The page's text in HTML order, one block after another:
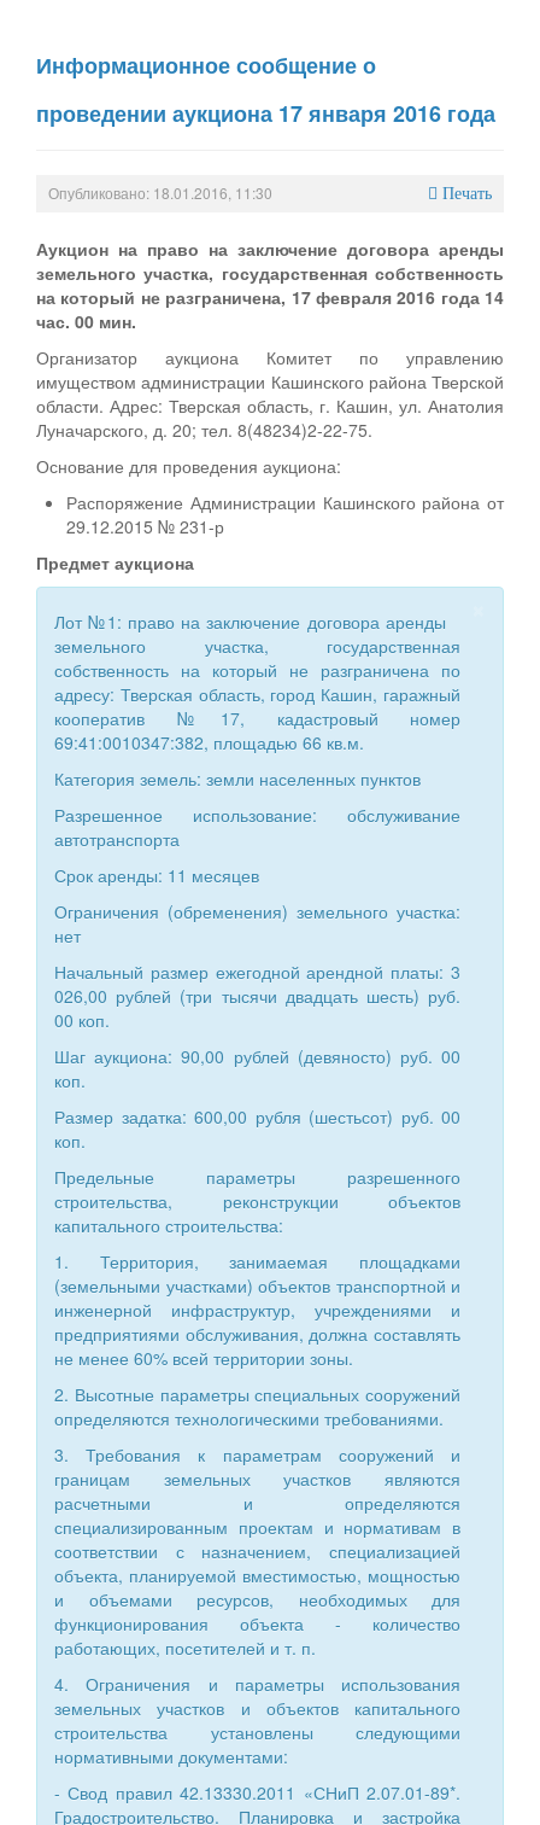
Информационное сообщение о
проведении аукциона 17 января 2016 года
Опубликовано: 18.01.2016, 11:30 Печать
Аукцион на право на заключение договора аренды
земельного участка, государственная собственность
на который не разграничена, 17 февраля 2016 года 14
час. 00 мин.
Организатор аукциона Комитет по управлению
имуществом администрации Кашинского района Тверской
области. Адрес: Тверская область, г. Кашин, ул. Анатолия
Луначарского, д. 20; тел. 8(48234)2-22-75.
Основание для проведения аукциона:
Распоряжение Администрации Кашинского района от
29.12.2015 № 231-р
Предмет аукциона
Лот №1: право на заключение договора аренды
земельного участка, государственная
собственность на который не разграничена по
адресу: Тверская область, город Кашин, гаражный
кооператив №17, кадастровый номер
69:41:0010347:382, площадью 66 кв.м.
Категория земель: земли населенных пунктов
Разрешенное использование: обслуживание
автотранспорта
Срок аренды: 11 месяцев
Ограничения (обременения) земельного участка:
нет
Начальный размер ежегодной арендной платы: 3
026,00 рублей (три тысячи двадцать шесть) руб.
00 коп.
Шаг аукциона: 90,00 рублей (девяносто) руб. 00
коп.
Размер задатка: 600,00 рубля (шестьсот) руб. 00
коп.
Предельные параметры разрешенного
строительства, реконструкции объектов
капитального строительства:
1. Территория, занимаемая площадками
(земельными участками) объектов транспортной и
инженерной инфраструктур, учреждениями и
предприятиями обслуживания, должна составлять
не менее 60% всей территории зоны.
2. Высотные параметры специальных сооружений
определяются технологическими требованиями.
3. Требования к параметрам сооружений и
границам земельных участков являются
расчетными и определяются
специализированным проектам и нормативам в
соответствии с назначением, специализацией
объекта, планируемой вместимостью, мощностью
и объемами ресурсов, необходимых для
функционирования объекта - количество
работающих, посетителей и т. п.
4. Ограничения и параметры использования
земельных участков и объектов капитального
строительства установлены следующими
нормативными документами:
- Свод правил 42.13330.2011 «СНиП 2.07.01-89*.
Градостроительство. Планировка и застройка